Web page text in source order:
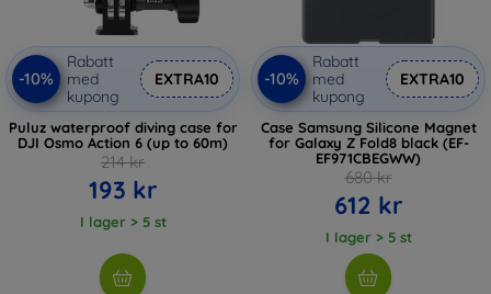
-10%
Rabatt
med
kupong
EXTRA10
Puluz waterproof diving case for
DJI Osmo Action 6 (up to 60m)
214 kr
193 kr
I lager > 5 st
-10%
Rabatt
med
kupong
EXTRA10
Case Samsung Silicone Magnet
for Galaxy Z Fold8 black (EF-
EF971CBEGWW)
680 kr
612 kr
I lager > 5 st